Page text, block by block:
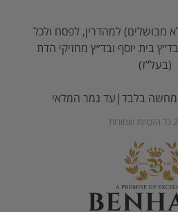
מבושלים) למהדרין, לפסח ולכל
בית יוסף ובד״ץ מחזיקי הדת
(בעל"ז)
בלבד|עד גמר המלאי